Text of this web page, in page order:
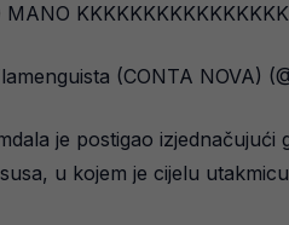
MANO
(CONTA NOVA)
je postigao izjednačujući
u kojem je cijelu